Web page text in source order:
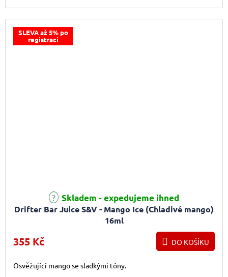
SLEVA až 5% po
registraci
Drifter Bar Juice S&V - Mango Ice (Chladivé mango)
16ml
Skladem - expedujeme ihned
355 Kč DO KOŠÍKU
Osvěžující mango se sladkými tóny.